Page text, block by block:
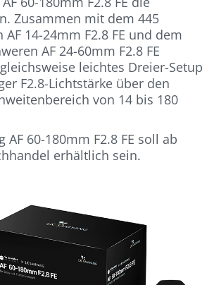
Zusammen mit dem 445
14-24mm F2.8 FE und dem
AF 24-60mm F2.8 FE
leichtes Dreier-Setup
F2.8-Lichtstärke über den
von 14 bis 180
AF 60-180mm F2.8 FE soll ab
erhältlich sein.